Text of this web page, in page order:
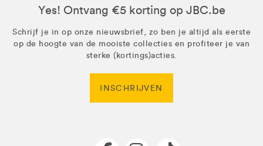
Yes! Ontvang €5 korting op JBC.be
Schrijf je in op onze nieuwsbrief, zo ben je altijd als eerste
op de hoogte van de mooiste collecties en profiteer je van
sterke (kortings)acties.
INSCHRIJVEN